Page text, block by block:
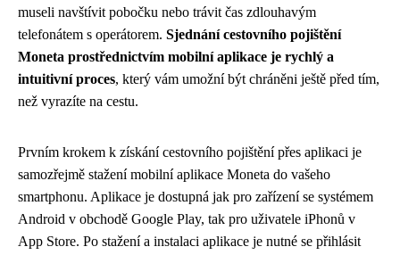
museli navštívit pobočku nebo trávit čas zdlouhavým
telefonátem s operátorem. Sjednání cestovního pojištění
Moneta prostřednictvím mobilní aplikace je rychlý a
intuitivní proces, který vám umožní být chráněni ještě před tím,
než vyrazíte na cestu.
Prvním krokem k získání cestovního pojištění přes aplikaci je
samozřejmě stažení mobilní aplikace Moneta do vašeho
smartphonu. Aplikace je dostupná jak pro zařízení se systémem
Android v obchodě Google Play, tak pro uživatele iPhonů v
App Store. Po stažení a instalaci aplikace je nutné se přihlásit